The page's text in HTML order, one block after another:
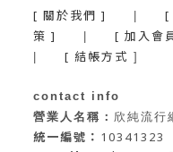
[ 關於我們 ] [
策 ]
[ 加入會
[ 結帳方式 ]
contact info
營業人名稱： 欣純流行
統一編號： 10341323